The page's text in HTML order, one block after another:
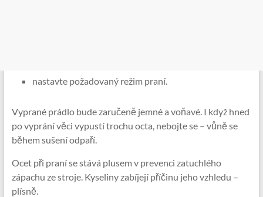
nastavte požadovaný režim praní.
Vyprané prádlo bude zaručeně jemné a voňavé. I když hned
po vyprání věci vypustí trochu octa, nebojte se – vůně se
během sušení odpaří.
Ocet při praní se stává plusem v prevenci zatuchlého
zápachu ze stroje. Kyseliny zabíjejí příčinu jeho vzhledu –
plísně.